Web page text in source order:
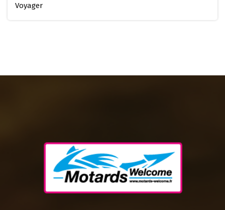
Voyager